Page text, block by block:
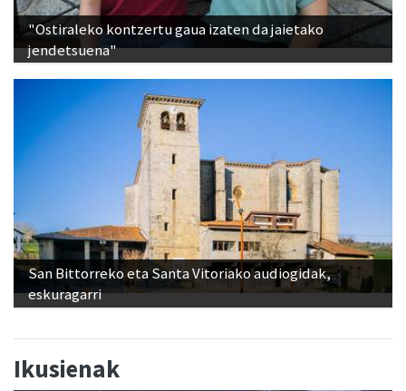
"Ostiraleko kontzertu gaua izaten da jaietako
jendetsuena"
San Bittorreko eta Santa Vitoriako audiogidak,
eskuragarri
Ikusienak